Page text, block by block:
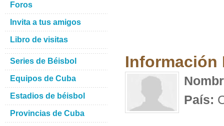
Información
País:
Foros
Invita a tus amigos
Libro de visitas
Series de Béisbol
Equipos de Cuba
Estadios de béisbol
Provincias de Cuba